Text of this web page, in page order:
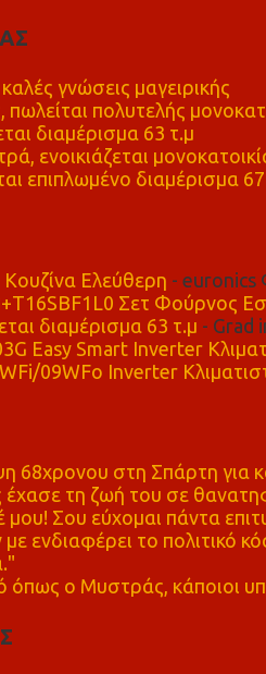
γνώσεις μαγειρικής
πολυτελής
διαμέρισμα 63 τ.μ
ενοικιάζεται
επιπλωμένο διαμέρισμα
Κουζίνα Ελεύθερη -
Σετ Φούρνος
διαμέρισμα 63 τ.μ - Grad
Easy Smart Inverter
09WFo Inverter
στη Σπάρτη για
τη ζωή του σε
μου! Σου εύχομαι πάντα
ενδιαφέρει το πολιτικό
όπως ο Μυστράς, κάποιοι